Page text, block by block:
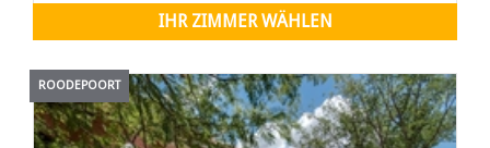
IHR ZIMMER WÄHLEN
ROODEPOORT